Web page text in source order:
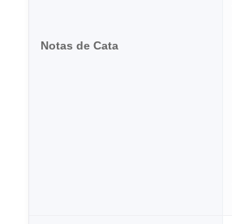
Notas de Cata